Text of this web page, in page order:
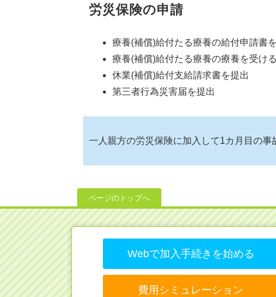
労災保険の申請
療養(補償)給付たる療養の給付申請書
療養(補償)給付たる療養の療養を受け
休業(補償)給付支給請求書を提出
第三者行為災害届を提出
一人親方の労災保険に加入して1カ月目の事
ページのトップへ
Webで加入手続きを始める
費用シミュレーション